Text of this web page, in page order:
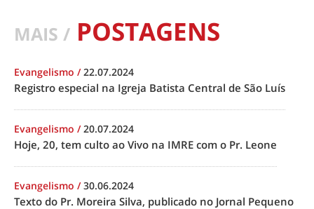
MAIS / POSTAGENS
Evangelismo /22.07.2024
Registro especial na Igreja Batista Central de São Luís
Evangelismo /20.07.2024
Hoje, 20, tem culto ao Vivo na IMRE com o Pr. Leone
Evangelismo /30.06.2024
Texto do Pr. Moreira Silva, publicado no Jornal Pequeno